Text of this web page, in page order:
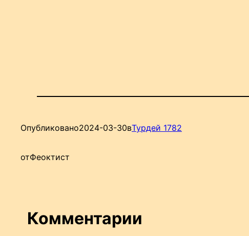
Опубликовано2024-03-30вТурдей 1782
отФеоктист
Комментарии